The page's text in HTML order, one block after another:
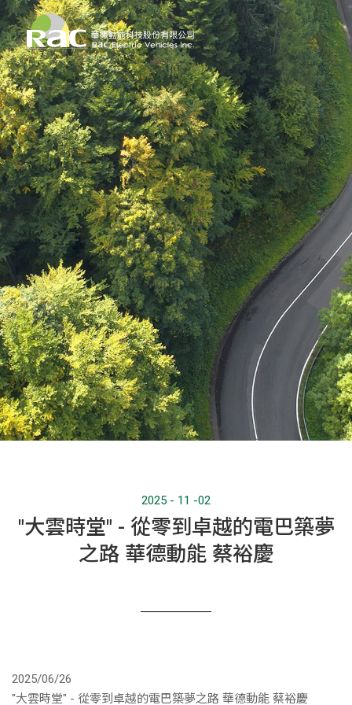
2025 - 11 -02
"大雲時堂" - 從零到卓越的電巴築夢
之路 華德動能 蔡裕慶
2025/06/26
"大雲時堂" - 從零到卓越的電巴築夢之路 華德動能 蔡裕慶